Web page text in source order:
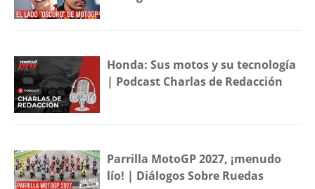
Honda: Sus motos y su tecnología
| Podcast Charlas de Redacción
Parrilla MotoGP 2027, ¡menudo
lío! | Diálogos Sobre Ruedas